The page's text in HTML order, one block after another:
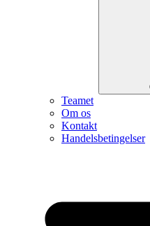
Teamet
Om os
Kontakt
Handelsbetingelser